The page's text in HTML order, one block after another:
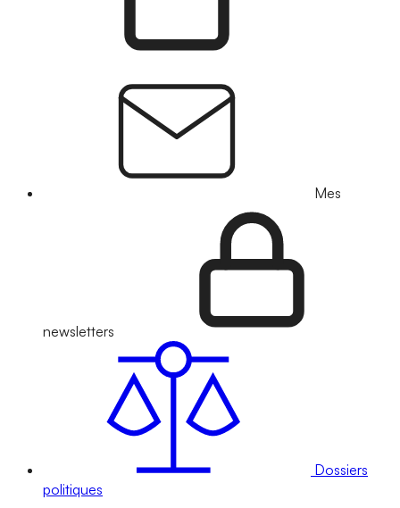
Mes
newsletters
Dossiers
politiques